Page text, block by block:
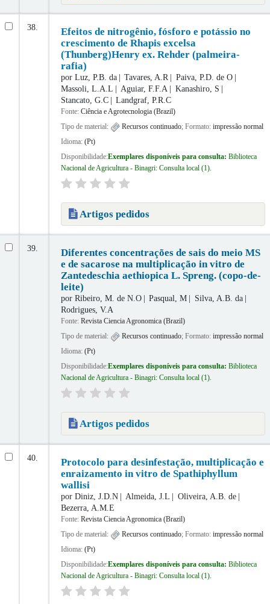
38.
Efeitos de nitrogênio, fósforo e potássio no
crescimento de Rhapis excelsa
(Thunberg)Henry ex. Rehder (palmeira-
rafia)
por Luz, P.B. da Tavares, A.R
Paiva, P.D. de O
Massoli, L.A.L
Aguiar, F.F.A
Kanashiro, S
Stancato, G.C
Landgraf, P.R.C
Fonte: Ciência e Agrotecnologia (Brazil)
Tipo de material:
Recursos continuado; Formato: impressão normal
Idioma: (Pt)
Disponibilidade:Exemplares disponíveis para consulta: Biblioteca
Nacional de Agricultura - Binagri: Consulta local (1).
Artigos pedidos
39.
Diferentes concentrações de sais do meio MS
e de sacarose na multiplicação in vitro de
Zantedeschia aethiopica L. Spreng. (copo-de-
leite)
por Ribeiro, M. de N.O Pasqual, M
Silva, A.B. da
Rodrigues, V.A
Fonte: Revista Ciencia Agronomica (Brazil)
Tipo de material:
Recursos continuado; Formato: impressão normal
Idioma: (Pt)
Disponibilidade:Exemplares disponíveis para consulta: Biblioteca
Nacional de Agricultura - Binagri: Consulta local (1).
Artigos pedidos
40.
Protocolo para desinfestação, multiplicação e
enraizamento in vitro de Spathiphyllum
wallisi
por Diniz, J.D.N Almeida, J.L
Oliveira, A.B. de
Bezerra, A.M.E
Fonte: Revista Ciencia Agronomica (Brazil)
Tipo de material:
Recursos continuado; Formato: impressão normal
Idioma: (Pt)
Disponibilidade:Exemplares disponíveis para consulta: Biblioteca
Nacional de Agricultura - Binagri: Consulta local (1).